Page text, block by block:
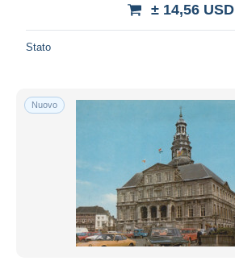
± 14,56 USD
Stato
Nuovo